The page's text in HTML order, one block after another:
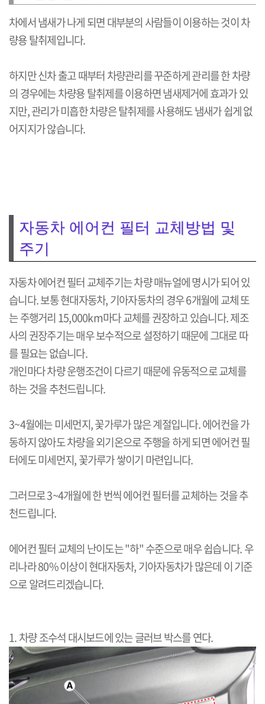
차에서 냄새가 나게 되면 대부분의 사람들이 이용하는 것이 차
량용 탈취제입니다.
하지만 신차 출고 때부터 차량관리를 꾸준하게 관리를 한 차량
의 경우에는 차량용 탈취제를 이용하면 냄새제거에 효과가 있
지만, 관리가 미흡한 차량은 탈취제를 사용해도 냄새가 쉽게 없
어지지가 않습니다.
자동차 에어컨 필터 교체방법 및
주기
자동차 에어컨 필터 교체주기는 차량 매뉴얼에 명시가 되어 있
습니다. 보통 현대자동차, 기아자동차의 경우 6개월에 교체 또
는 주행거리 15,000km마다 교체를 권장하고 있습니다. 제조
사의 권장주기는 매우 보수적으로 설정하기 때문에 그대로 따
를 필요는 없습니다.
개인마다 차량 운행조건이 다르기 때문에 유동적으로 교체를
하는 것을 추천드립니다.
3~4월에는 미세먼지, 꽃가루가 많은 계절입니다. 에어컨을 가
동하지 않아도 차량을 외기온으로 주행을 하게 되면 에어컨 필
터에도 미세먼지, 꽃가루가 쌓이기 마련입니다.
그러므로 3~4개월에 한 번씩 에어컨 필터를 교체하는 것을 추
천드립니다.
에어컨 필터 교체의 난이도는 "하" 수준으로 매우 쉽습니다. 우
리나라 80% 이상이 현대자동차, 기아자동차가 많은데 이 기준
으로 알려드리겠습니다.
1. 차량 조수석 대시보드에 있는 글러브 박스를 연다.